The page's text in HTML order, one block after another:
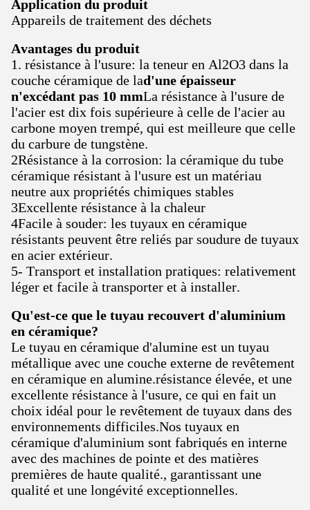
Application du produit
Appareils de traitement des déchets
Avantages du produit
1. résistance à l'usure: la teneur en Al2O3 dans la
couche céramique de lad'une épaisseur
n'excédant pas 10 mmLa résistance à l'usure de
l'acier est dix fois supérieure à celle de l'acier au
carbone moyen trempé, qui est meilleure que celle
du carbure de tungstène.
2Résistance à la corrosion: la céramique du tube
céramique résistant à l'usure est un matériau
neutre aux propriétés chimiques stables
3Excellente résistance à la chaleur
4Facile à souder: les tuyaux en céramique
résistants peuvent être reliés par soudure de tuyaux
en acier extérieur.
5- Transport et installation pratiques: relativement
léger et facile à transporter et à installer.
Qu'est-ce que le tuyau recouvert d'aluminium
en céramique?
Le tuyau en céramique d'alumine est un tuyau
métallique avec une couche externe de revêtement
en céramique en alumine.résistance élevée, et une
excellente résistance à l'usure, ce qui en fait un
choix idéal pour le revêtement de tuyaux dans des
environnements difficiles.Nos tuyaux en
céramique d'aluminium sont fabriqués en interne
avec des machines de pointe et des matières
premières de haute qualité., garantissant une
qualité et une longévité exceptionnelles.